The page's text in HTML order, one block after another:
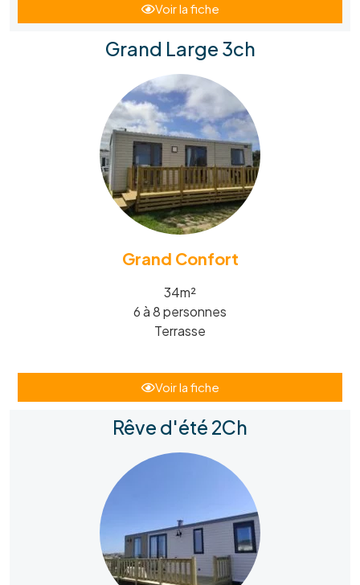
Voir la fiche
Grand Large 3ch
Grand Confort
34m²
6 à 8 personnes
Terrasse
Voir la fiche
Rêve d'été 2Ch